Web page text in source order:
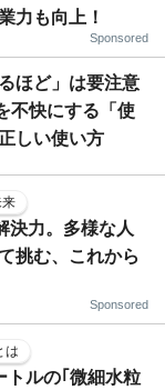
力も向上！
Sponsored
ほど」は要注意
不快にする「使
しい使い方
決力。多様な人
挑む、これから
Sponsored
は
トルの｢微細水粒